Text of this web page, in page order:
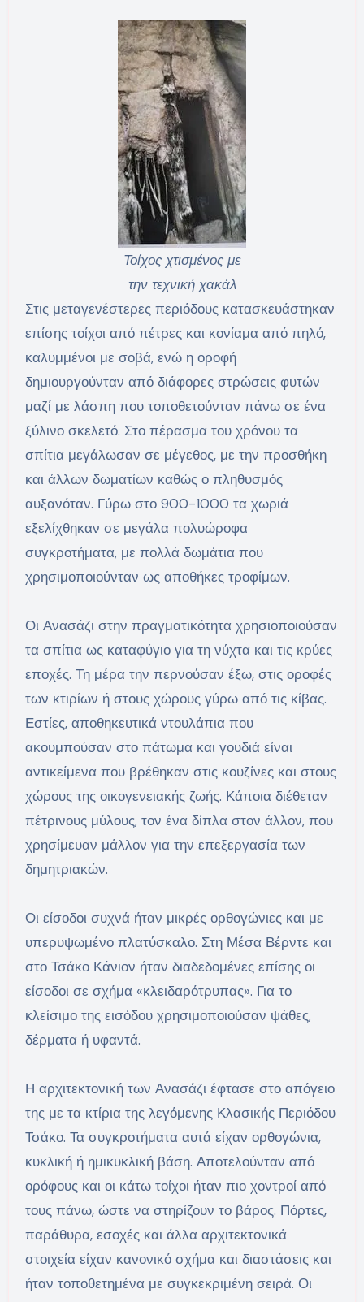
Τοίχος χτισμένος με
την τεχνική χακάλ
Στις μεταγενέστερες περιόδους κατασκευάστηκαν
επίσης τοίχοι από πέτρες και κονίαμα από πηλό,
καλυμμένοι με σοβά, ενώ η οροφή
δημιουργούνταν από διάφορες στρώσεις φυτών
μαζί με λάσπη που τοποθετούνταν πάνω σε ένα
ξύλινο σκελετό. Στο πέρασμα του χρόνου τα
σπίτια μεγάλωσαν σε μέγεθος, με την προσθήκη
και άλλων δωματίων καθώς ο πληθυσμός
αυξανόταν. Γύρω στο 900-1000 τα χωριά
εξελίχθηκαν σε μεγάλα πολυώροφα
συγκροτήματα, με πολλά δωμάτια που
χρησιμοποιούνταν ως αποθήκες τροφίμων.
Οι Ανασάζι στην πραγματικότητα χρησιοποιούσαν
τα σπίτια ως καταφύγιο για τη νύχτα και τις κρύες
εποχές. Τη μέρα την περνούσαν έξω, στις οροφές
των κτιρίων ή στους χώρους γύρω από τις κίβας.
Εστίες, αποθηκευτικά ντουλάπια που
ακουμπούσαν στο πάτωμα και γουδιά είναι
αντικείμενα που βρέθηκαν στις κουζίνες και στους
χώρους της οικογενειακής ζωής. Κάποια διέθεταν
πέτρινους μύλους, τον ένα δίπλα στον άλλον, που
χρησίμευαν μάλλον για την επεξεργασία των
δημητριακών.
Οι είσοδοι συχνά ήταν μικρές ορθογώνιες και με
υπερυψωμένο πλατύσκαλο. Στη Μέσα Βέρντε και
στο Τσάκο Κάνιον ήταν διαδεδομένες επίσης οι
είσοδοι σε σχήμα «κλειδαρότρυπας». Για το
κλείσιμο της εισόδου χρησιμοποιούσαν ψάθες,
δέρματα ή υφαντά.
Η αρχιτεκτονική των Ανασάζι έφτασε στο απόγειο
της με τα κτίρια της λεγόμενης Κλασικής Περιόδου
Τσάκο. Τα συγκροτήματα αυτά είχαν ορθογώνια,
κυκλική ή ημικυκλική βάση. Αποτελούνταν από
ορόφους και οι κάτω τοίχοι ήταν πιο χοντροί από
τους πάνω, ώστε να στηρίζουν το βάρος. Πόρτες,
παράθυρα, εσοχές και άλλα αρχιτεκτονικά
στοιχεία είχαν κανονικό σχήμα και διαστάσεις και
ήταν τοποθετημένα με συγκεκριμένη σειρά. Οι